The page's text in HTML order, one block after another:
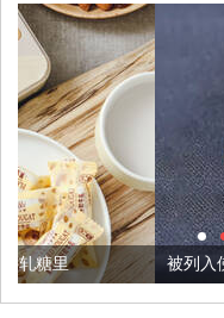
被列入佛家七宝的它到底